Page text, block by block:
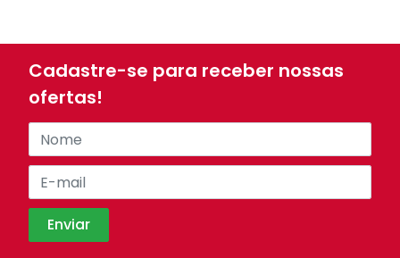
Cadastre-se para receber nossas
ofertas!